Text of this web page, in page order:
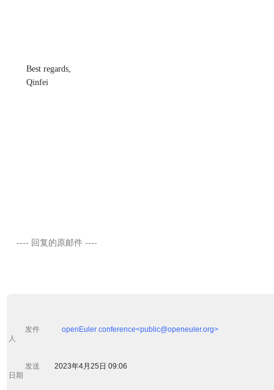
Best regards,
Qinfei
人
openEuler conference<public@openeuler.org>
日期